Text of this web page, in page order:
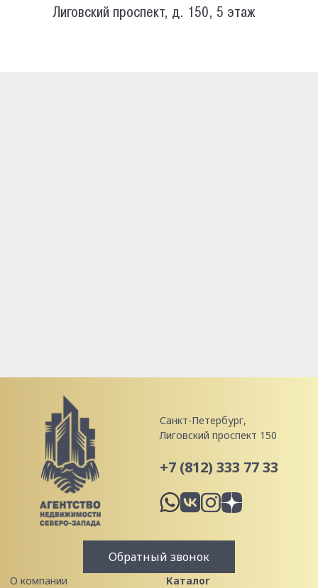
Лиговский проспект, д. 150, 5 этаж
Санкт-Петербург,
Лиговский проспект 150
+7 (812) 333 77 33
Обратный звонок
О компании
Каталог